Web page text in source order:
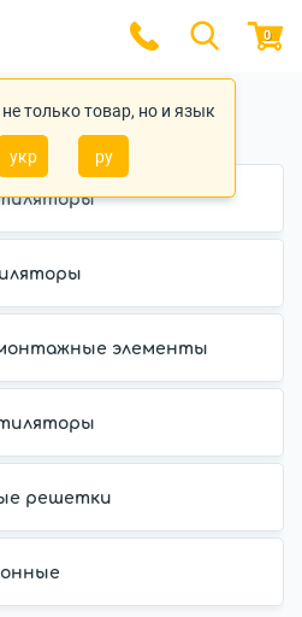
только товар, но и язык
укр ру
0
элементы
решетки